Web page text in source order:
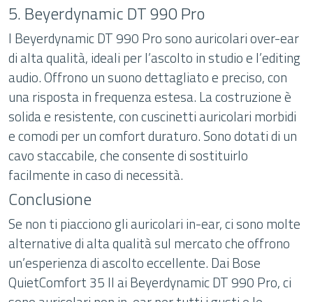
5. Beyerdynamic DT 990 Pro
I Beyerdynamic DT 990 Pro sono auricolari over-ear
di alta qualità, ideali per l’ascolto in studio e l’editing
audio. Offrono un suono dettagliato e preciso, con
una risposta in frequenza estesa. La costruzione è
solida e resistente, con cuscinetti auricolari morbidi
e comodi per un comfort duraturo. Sono dotati di un
cavo staccabile, che consente di sostituirlo
facilmente in caso di necessità.
Conclusione
Se non ti piacciono gli auricolari in-ear, ci sono molte
alternative di alta qualità sul mercato che offrono
un’esperienza di ascolto eccellente. Dai Bose
QuietComfort 35 II ai Beyerdynamic DT 990 Pro, ci